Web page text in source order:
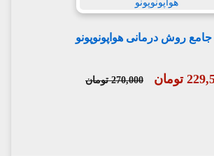
روش درمانی هواپونوپونو
تومان 270,000 تومان